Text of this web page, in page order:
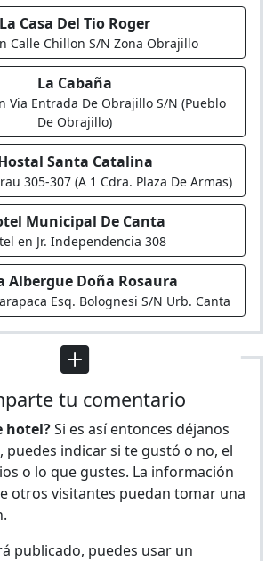
La Casa Del Tio Roger
Calle Chillon S/N Zona Obrajillo
La Cabaña
Via Entrada De Obrajillo S/N (Pueblo
De Obrajillo)
Santa Catalina
305-307 (A 1 Cdra. Plaza De Armas)
Municipal De Canta
en Jr. Independencia 308
Albergue Doña Rosaura
Esq. Bolognesi S/N Urb. Canta
tu comentario
hotel?Si es así entonces déjanos
indicar si te gustó o no, el
o lo que gustes. La información
otros visitantes puedan tomar una
publicado, puedes usar un